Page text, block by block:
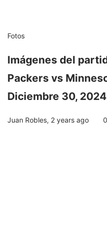
Fotos
Imágenes del
Packers vs
Diciembre 30,
Juan Robles, 2 years ago 0